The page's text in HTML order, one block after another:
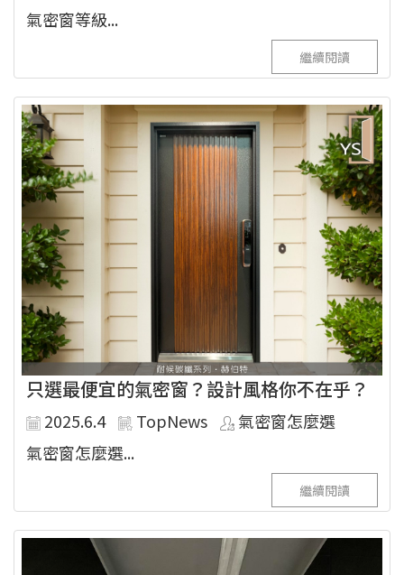
氣密窗等級...
繼續閱讀
只選最便宜的氣密窗？設計風格你不在乎？
2025.6.4 TopNews
氣密窗怎麼選
氣密窗怎麼選...
繼續閱讀